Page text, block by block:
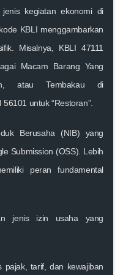
kegiatan ekonomi di
KBLI menggambarkan
Misalnya, KBLI 47111
Macam Barang Yang
atau Tembakau di
untuk “Restoran”.
Berusaha (NIB) yang
Submission (OSS). Lebih
peran fundamental
jenis izin usaha yang
pajak, tarif, dan kewajiban